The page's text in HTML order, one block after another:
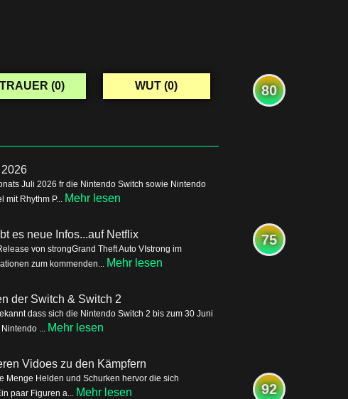
TRAUER (0) WUT (0)
Juli 2026 fr die Nintendo Switch sowie Nintendo
mit Rhythm P... Mehr lesen
es neue Infos...auf Netflix
von strongGrand Theft Auto VIstrong im
zum kommenden... Mehr lesen
der Switch & Switch 2
dass sich die Nintendo Switch 2 bis zum 30 Juni
... Mehr lesen
Vidoes zu den Kämpfern
Menge Helden und Schurken hervor die sich
paar Figuren a... Mehr lesen
80
75
92